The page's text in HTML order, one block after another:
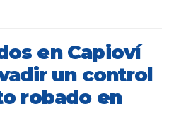
en Capioví
un control
robado en